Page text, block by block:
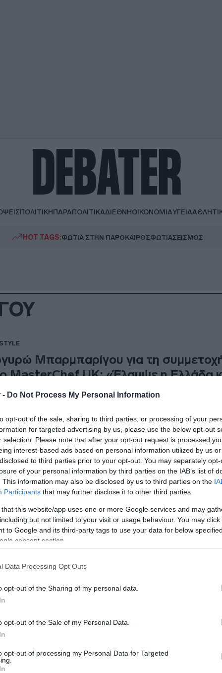
- Do Not Process My Personal Information
opt-out of the sale, sharing to third parties, or processing of your
for targeted advertising by us, please use the below opt-out
selection. Please note that after your opt-out request is processed
interest-based ads based on personal information utilized by us
to third parties prior to your opt-out. You may separately
of your personal information by third parties on the IAB’s list of
This information may also be disclosed by us to third parties on the
Participants that may further disclose it to other third parties.
that this website/app uses one or more Google services and may
but not limited to your visit or usage behaviour. You may
to Google and its third-party tags to use your data for below
consent section.
Data Processing Opt Outs
opt-out of the Sharing of my personal data.
opt-out of the Sale of my Personal Data.
opt-out of processing my Personal Data for Targeted
ΠΟΛΙΤΙΚΗΠΑΡΑΠΟΛΙΤΙΚΑΔΙΕΘΝΗΟΙΚΟΝΟΜΙΑΥΓΕΙΑ
HOT TAGS:ΦΩΤΙΑ ΣΤΗΝ ΠΑΡΟΚΑΙΡΟΣΦΩΤΙΑΣΕΙΣΜΟΣ
Μπαρμπαρίγου για τη
MasterChef UK: «Έλαμψε η Ελλάδα
κουζίνα»
- 13:40
UK: Οι παίκτες κλήθηκαν να
ελληνικά πιάτα – Στους
Μπαρμπαρίγου
τους υποδέχθηκε στο εστιατόριό της
Μπαρμπαρίγου: Κριτής και